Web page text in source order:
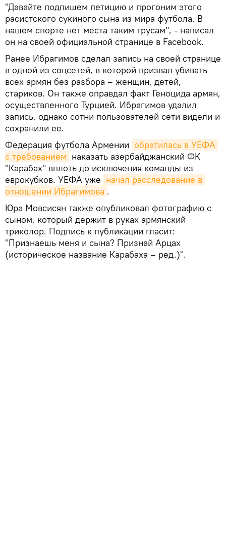
"Давайте подпишем петицию и прогоним этого
расистского сукиного сына из мира футбола. В
нашем спорте нет места таким трусам", - написал
он на своей официальной странице в Facebook.
Ранее Ибрагимов сделал запись на своей странице
в одной из соцсетей, в которой призвал убивать
всех армян без разбора – женщин, детей,
стариков. Он также оправдал факт Геноцида армян,
осуществленного Турцией. Ибрагимов удалил
запись, однако сотни пользователей сети видели и
сохранили ее.
Федерация футбола Армении обратилась в УЕФА
с требованием наказать азербайджанский ФК
"Карабах" вплоть до исключения команды из
еврокубков. УЕФА уже начал расследование в
отношении Ибрагимова .
Юра Мовсисян также опубликовал фотографию с
сыном, который держит в руках армянский
триколор. Подпись к публикации гласит:
"Признаешь меня и сына? Признай Арцах
(историческое название Карабаха – ред.)".